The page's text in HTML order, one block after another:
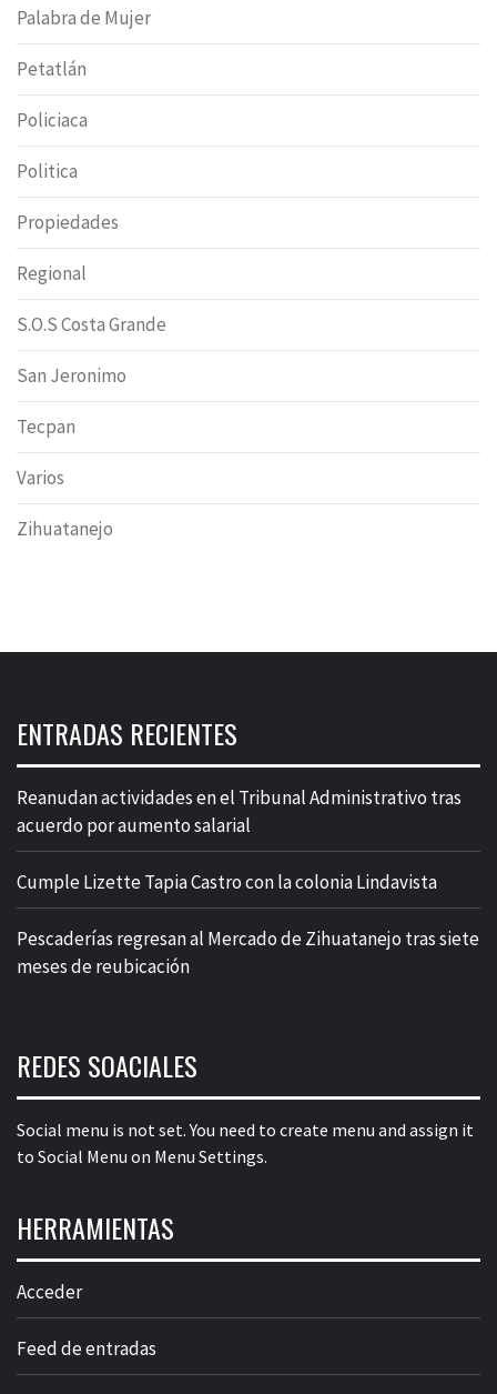
Palabra de Mujer
Petatlán
Policiaca
Politica
Propiedades
Regional
S.O.S Costa Grande
San Jeronimo
Tecpan
Varios
Zihuatanejo
ENTRADAS RECIENTES
Reanudan actividades en el Tribunal Administrativo tras
acuerdo por aumento salarial
Cumple Lizette Tapia Castro con la colonia Lindavista
Pescaderías regresan al Mercado de Zihuatanejo tras siete
meses de reubicación
REDES SOACIALES
Social menu is not set. You need to create menu and assign it
to Social Menu on Menu Settings.
HERRAMIENTAS
Acceder
Feed de entradas